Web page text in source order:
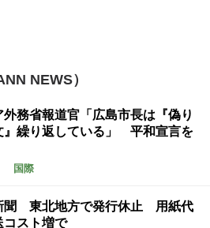
NEWS）
外務省報道官「広島市長は『偽り
』繰り返している」 平和宣言を
国際
聞 東北地方で発行休止 用紙代
コスト増で